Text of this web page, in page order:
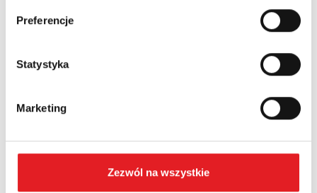
Preferencje
Statystyka
Marketing
Zezwól na wszystkie
Country:
Contents: *
I consent to the processing of my personal data by